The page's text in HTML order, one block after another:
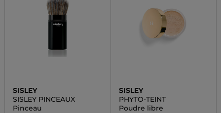
SISLEY
SISLEY PINCEAUX
Pinceau
SISLEY
PHYTO-TEINT
Poudre libre